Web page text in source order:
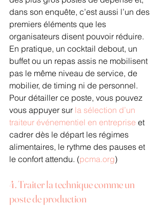
dans son enquête, c’est aussi l’un des
premiers éléments que les
organisateurs disent pouvoir réduire.
En pratique, un cocktail debout, un
buffet ou un repas assis ne mobilisent
pas le même niveau de service, de
mobilier, de timing ni de personnel.
Pour détailler ce poste, vous pouvez
vous appuyer sur la sélection d’un
traiteur événementiel en entreprise et
cadrer dès le départ les régimes
alimentaires, le rythme des pauses et
le confort attendu. (pcma.org)
4. Traiter la technique comme un
poste de production